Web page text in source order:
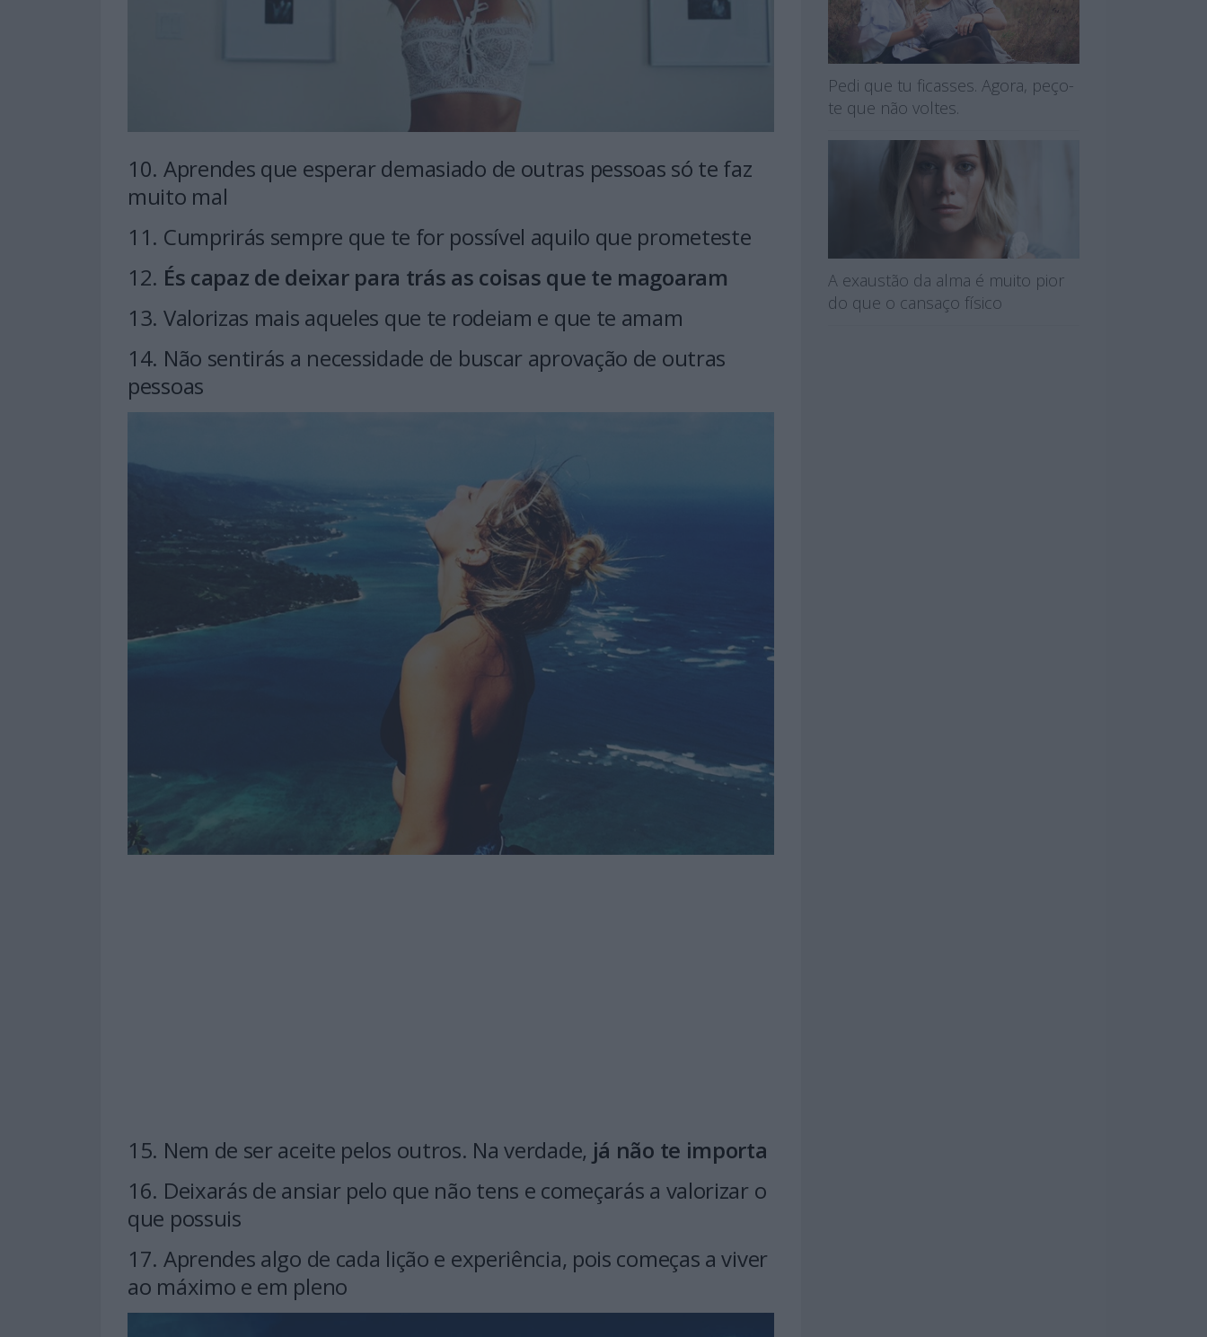
10. Aprendes que esperar demasiado de outras pessoas só te faz
muito mal
11. Cumprirás sempre que te for possível aquilo que prometeste
12. És capaz de deixar para trás as coisas que te magoaram
13. Valorizas mais aqueles que te rodeiam e que te amam
14. Não sentirás a necessidade de buscar aprovação de outras
pessoas
15. Nem de ser aceite pelos outros. Na verdade, já não te importa
16. Deixarás de ansiar pelo que não tens e começarás a valorizar o
que possuis
17. Aprendes algo de cada lição e experiência, pois começas a viver
ao máximo e em pleno
Pedi que tu ficasses. Agora, peço-
te que não voltes.
A exaustão da alma é muito pior
do que o cansaço físico